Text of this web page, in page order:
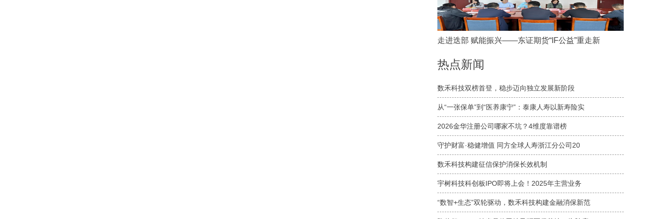
走进迭部 赋能振兴——东证期货“IF公益”重走新
热点新闻
数禾科技双榜首登，稳步迈向独立发展新阶段
从“一张保单”到“医养康宁”：泰康人寿以新寿险实
2026金华注册公司哪家不坑？4维度靠谱榜
守护财富·稳健增值 同方全球人寿浙江分公司20
数禾科技构建征信保护消保长效机制
宇树科技科创板IPO即将上会！2025年主营业务
“数智+生态”双轮驱动，数禾科技构建金融消保新范